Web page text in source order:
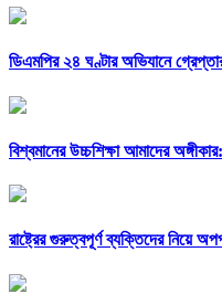
ডিএমপির ২৪ ঘণ্টার অভিযানে
বিশ্বমানের উচ্চশিক্ষা আমাদের অঙ্গীকার:
রাষ্ট্রের গুরুত্বপূর্ণ ব্যক্তিদের নিয়ে